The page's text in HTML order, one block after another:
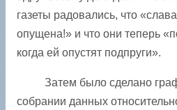
газеты радовались, что
опущена!» и что они теперь
когда ей опустят подпруги».
Затем было сделано
собрании данных